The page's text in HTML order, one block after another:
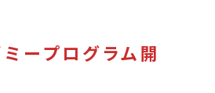
ープログラム開